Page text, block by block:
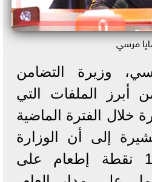
مرسي
وزيرة التضامن
أبرز الملفات التي
خلال الفترة الماضية
إلى أن الوزارة
تمتلك نحو 1500 نقطة إطعام على